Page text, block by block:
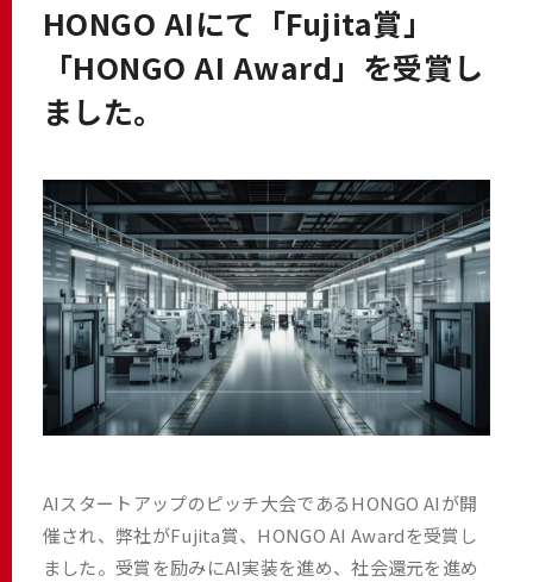
HONGO AIにて「Fujita賞」
「HONGO AI Award」を受賞し
ました。
AIスタートアップのピッチ大会であるHONGO AIが開
催され、弊社がFujita賞、HONGO AI Awardを受賞し
ました。受賞を励みにAI実装を進め、社会還元を進め